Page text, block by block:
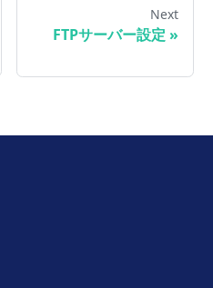
Next
FTPサーバー設定 »